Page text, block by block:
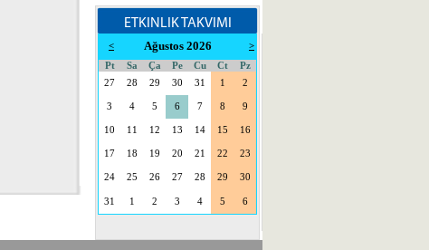
ETKINLIK TAKVIMI
< Ağustos 2026
>
Pt
Sa Ça Pe Cu Ct
Pz
27
28 29 30 31 1 2
3 4 5 6 7 8 9
10 11 12 13 14 15 16
17 18 19 20 21 22 23
24 25 26 27 28 29 30
31 1 2 3 4 5 6